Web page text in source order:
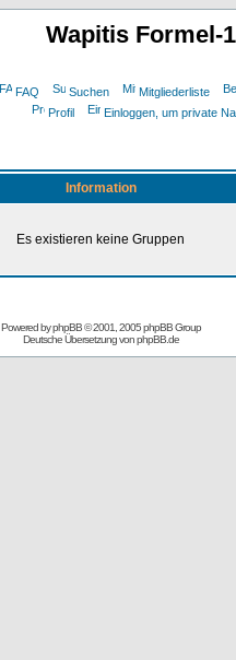
Wapitis Formel-
FAQ Suchen Mitgliederliste
Profil
Einloggen, um private
Information
Es existieren keine Gruppen
Powered byphpBB© 2001, 2005 phpBB Group
Deutsche Übersetzung vonphpBB.de